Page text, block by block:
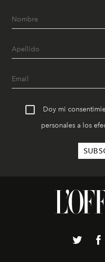
Doy mi
personales a los